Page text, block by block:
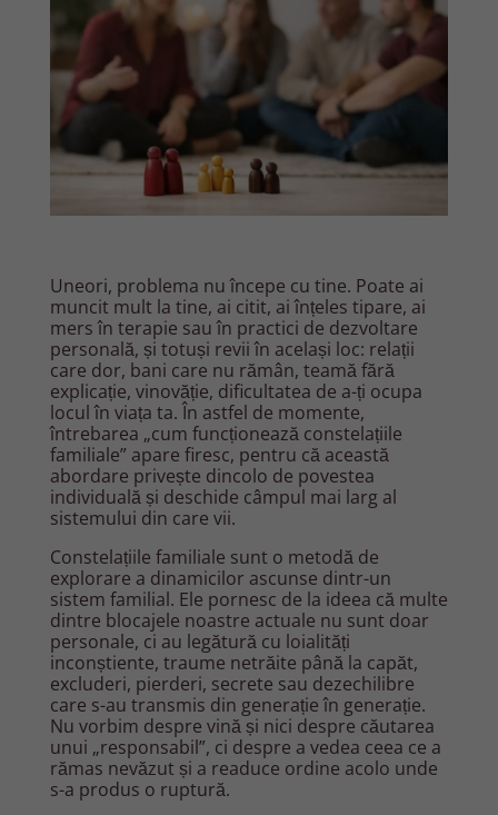
Uneori, problema nu începe cu tine. Poate ai
muncit mult la tine, ai citit, ai înțeles tipare, ai
mers în terapie sau în practici de dezvoltare
personală, și totuși revii în același loc: relații
care dor, bani care nu rămân, teamă fără
explicație, vinovăție, dificultatea de a-ți ocupa
locul în viața ta. În astfel de momente,
întrebarea „cum funcționează constelațiile
familiale” apare firesc, pentru că această
abordare privește dincolo de povestea
individuală și deschide câmpul mai larg al
sistemului din care vii.
Constelațiile familiale sunt o metodă de
explorare a dinamicilor ascunse dintr-un
sistem familial. Ele pornesc de la ideea că multe
dintre blocajele noastre actuale nu sunt doar
personale, ci au legătură cu loialități
inconștiente, traume netrăite până la capăt,
excluderi, pierderi, secrete sau dezechilibre
care s-au transmis din generație în generație.
Nu vorbim despre vină și nici despre căutarea
unui „responsabil”, ci despre a vedea ceea ce a
rămas nevăzut și a readuce ordine acolo unde
s-a produs o ruptură.